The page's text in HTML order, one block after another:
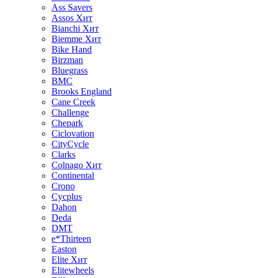
Ass Savers
Assos Хит
Bianchi Хит
Biemme Хит
Bike Hand
Birzman
Bluegrass
BMC
Brooks England
Cane Creek
Challenge
Chepark
Ciclovation
CityCycle
Clarks
Colnago Хит
Continental
Crono
Cycplus
Dahon
Deda
DMT
e*Thirteen
Easton
Elite Хит
Elitewheels